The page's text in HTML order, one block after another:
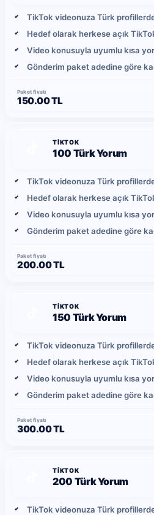
TikTok videonuza Türk
Hedef olarak herkese açık
Video konusuyla uyumlu kısa
Gönderim paket adedine göre
Paket fiyatı
150.00 TL
TIKTOK
100 Türk Yorum
TikTok videonuza Türk
Hedef olarak herkese açık
Video konusuyla uyumlu kısa
Gönderim paket adedine göre
Paket fiyatı
200.00 TL
TIKTOK
150 Türk Yorum
TikTok videonuza Türk
Hedef olarak herkese açık
Video konusuyla uyumlu kısa
Gönderim paket adedine göre
Paket fiyatı
300.00 TL
TIKTOK
200 Türk Yorum
TikTok videonuza Türk